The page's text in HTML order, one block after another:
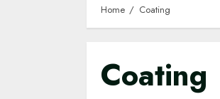
Home Coating
Coating